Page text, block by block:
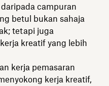
campuran
betul bukan sahaja
tetapi juga
kreatif yang lebih
kerja pemasaran
kerja kreatif,